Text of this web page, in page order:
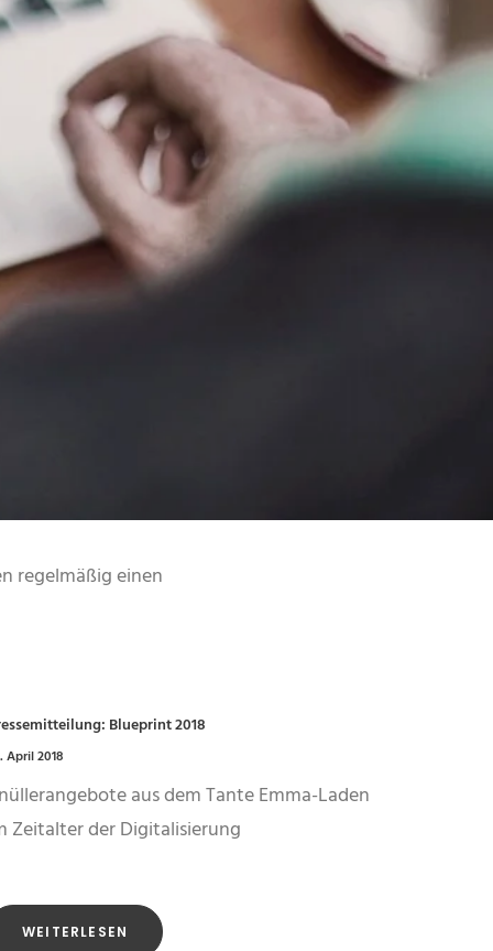
regelmäßig einen
Blueprint 2018
April 2018
aus dem Tante Emma-Laden
Zeitalter der Digitalisierung
WEITERLESEN